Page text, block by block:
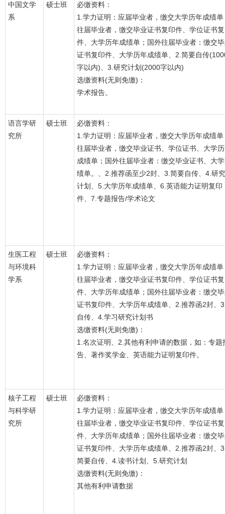
中国文学
系
硕士班
必缴资料：
1.学力证明：应届毕业者，缴交大学历年成绩单
往届毕业者，缴交毕业证书复印件、学位证书
件、大学历年成绩单；国外往届毕业者：缴交
证书复印件、大学历年成绩单、2.简要自传
字以内)、3.研究计划(2000字以内)
选缴资料(无则免缴)：
学术报告。
语言学研
究所
硕士班
必缴资料：
1.学力证明：应届毕业者，缴交大学历年成绩单
往届毕业者，缴交毕业证书、学位证书、大学
成绩单；国外往届毕业者：缴交毕业证书、大
绩单。、2.推荐函至少2封、3.简要自传、4.研究
计划、5.大学历年成绩单、6.英语能力证明复印
件、7.专题报告/学术论文
生医工程
与环境科
学系
硕士班
必缴资料：
1.学力证明：应届毕业者，缴交大学历年成绩单
往届毕业者，缴交毕业证书复印件、学位证书
件、大学历年成绩单；国外往届毕业者：缴交
证书复印件、大学历年成绩单、2.推荐函2封、
自传、4.学习研究计划书
选缴资料(无则免缴)：
1.名次证明、2.其他有利申请的数据，如：专题
告、著作奖学金、英语能力证明复印件。
核子工程
与科学研
究所
硕士班
必缴资料：
1.学力证明：应届毕业者，缴交大学历年成绩单
往届毕业者，缴交毕业证书复印件、学位证书
件、大学历年成绩单；国外往届毕业者：缴交
证书复印件、大学历年成绩单、2.推荐函2封、
简要自传、4.读书计划、5.研究计划
选缴资料(无则免缴)：
其他有利申请数据